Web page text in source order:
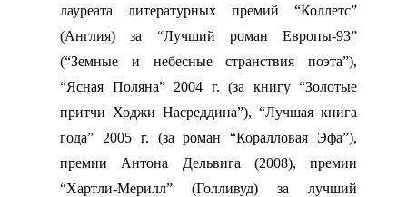
лауреата литературных премий “Коллетс”
(Англия) за “Лучший роман Европы-93”
(“Земные и небесные странствия поэта”),
“Ясная Поляна” 2004 г. (за книгу “Золотые
притчи Ходжи Насреддина”), “Лучшая книга
года” 2005 г. (за роман “Коралловая Эфа”),
премии Антона Дельвига (2008), премии
“Хартли-Мерилл” (Голливуд) за лучший